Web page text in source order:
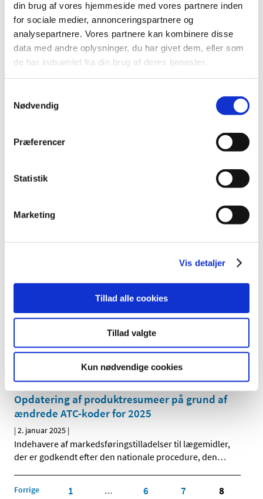
din brug af vores hjemmeside med vores partnere inden
for sociale medier, annonceringspartnere og
analysepartnere. Vores partnere kan kombinere disse
data med andre oplysninger, du har givet dem, eller som
de har indsamlet fra din brug af deres tjenester.
Nødvendig
Præferencer
Statistik
Marketing
Vis detaljer
Tillad alle cookies
Tillad valgte
Kun nødvendige cookies
Opfordring til ansøgninger om
markedsføringstilladelse for kritiske
lægemidler
ansøge om markedsføringstilladelse for udvalgte
Lægemiddelstyrelsen har et øget fokus på
Metoprololsuccinat 25 mg; tilladelse til
udlevering af udenlandske pakninger – ikke
Tilladelser til ordination og udlevering af udenlandske
En milepæl i arbejdet med at reducere brugen
af forsøgsdyr i lægemiddelindustrien
Den Europæiske Farmakopékommission har godkendt at
fjerne testen for såkaldte pyrogener (giftstoffer fra
Opdatering af produktresumeer på grund af
ændrede ATC-koder for 2025
| 2. januar 2025 |
Indehavere af markedsføringstilladelser til lægemidler,
der er godkendt efter den nationale procedure, den…
Forrige 1 … 6 7 8